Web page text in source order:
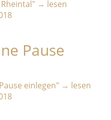
→ lesen
Pause
einlegen" → lesen